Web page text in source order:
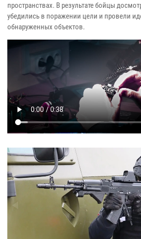
пространствах. В результате бойцы
убедились в поражении цели и провели
обнаруженных объектов.